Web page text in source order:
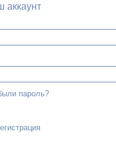
аккаунт
пароль?